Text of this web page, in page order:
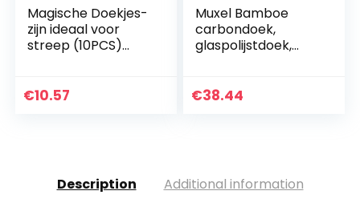
Magische Doekjes-
zijn ideaal voor
streep (10PCS)
€10.57
Muxel Bamboe
carbondoek,
glaspolijstdoek,
microvezeldoek,
€38.44
Description Additional information